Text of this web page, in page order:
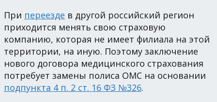
При переезде в другой российский регион
приходится менять свою страховую
компанию, которая не имеет филиала на этой
территории, на иную. Поэтому заключение
нового договора медицинского страхования
потребует замены полиса ОМС на основании
подпункта 4 п. 2 ст. 16 ФЗ №326.